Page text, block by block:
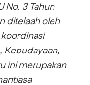
No. 3 Tahun
ditelaah oleh
Kebudayaan,
ini merupakan